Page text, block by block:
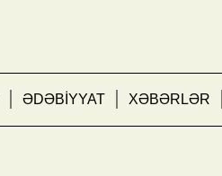
ƏDƏBİYYAT XƏBƏRLƏR